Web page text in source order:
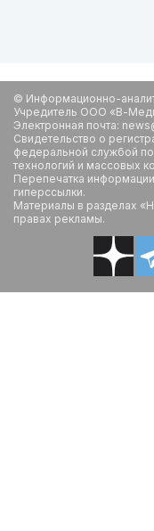
© Информационно-
Учредитель ООО «В-
Электронная почта:
Свидетельство о
федеральной службой
технологий и массовых
Перепечатка
гиперссылки.
Материалы в разделах
правах рекламы.